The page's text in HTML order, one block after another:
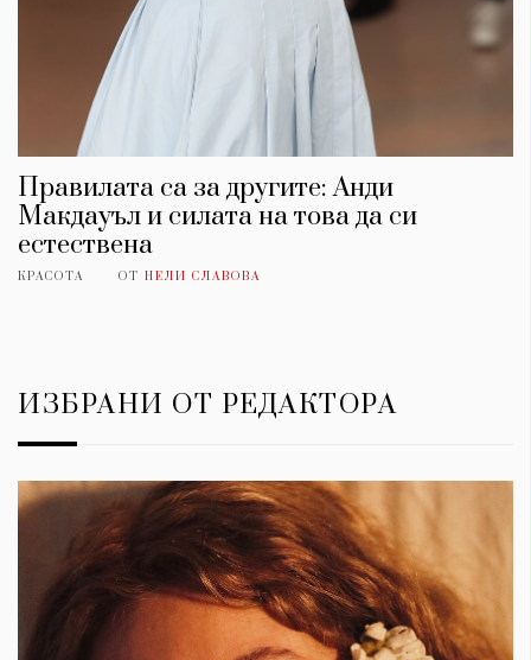
Правилата са за другите: Анди
Макдауъл и силата на това да си
естествена
КРАСОТА ОТ НЕЛИ СЛАВОВА
ИЗБРАНИ ОТ РЕДАКТОРА